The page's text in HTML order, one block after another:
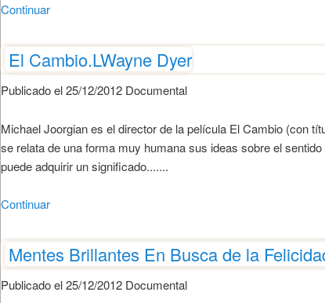
Continuar
El Cambio.LWayne Dyer
Publicado el 25/12/2012 Documental
Michael Joorgian es el director de la película El Cambio (con
se relata de una forma muy humana sus ideas sobre el
puede adquirir un significado.......
Continuar
Mentes Brillantes En Busca de la
Publicado el 25/12/2012 Documental